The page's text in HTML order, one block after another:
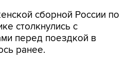
сборной России по
столкнулись с
перед поездкой в
ранее.